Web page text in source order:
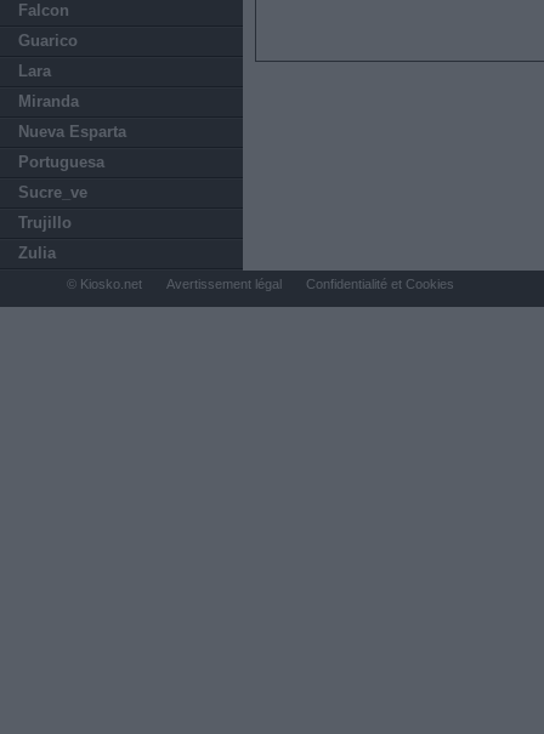
Falcon
Guarico
Lara
Miranda
Nueva Esparta
Portuguesa
Sucre_ve
Trujillo
Zulia
© Kiosko.net Avertissement légal Confidentialité et Cookies